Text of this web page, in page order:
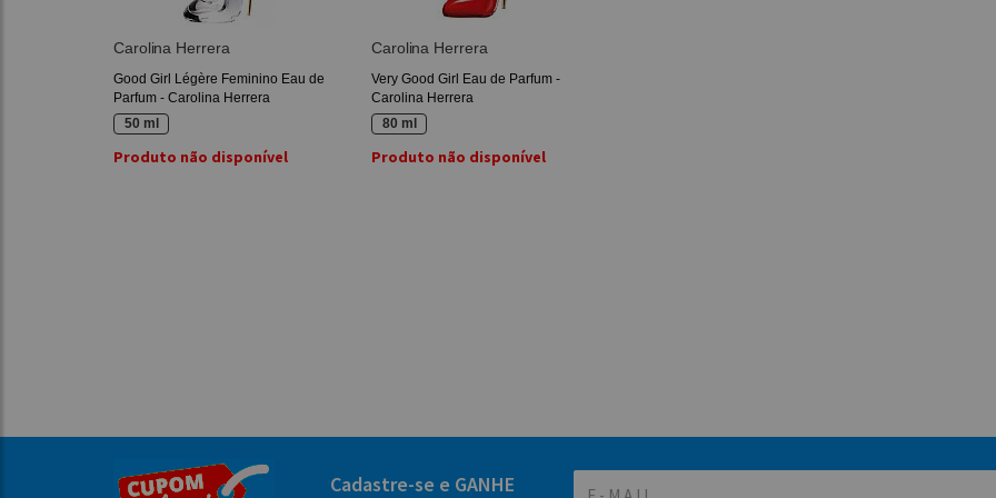
Carolina Herrera
Good Girl Légère Feminino Eau de
Parfum - Carolina Herrera
50 ml
Produto não disponível
Carolina Herrera
Very Good Girl Eau de Parfum -
Carolina Herrera
80 ml
Produto não disponível
Cadastre-se e GANHE